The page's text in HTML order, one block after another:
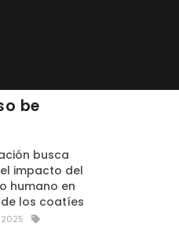
be
busca
impacto del
humano en
los coatíes